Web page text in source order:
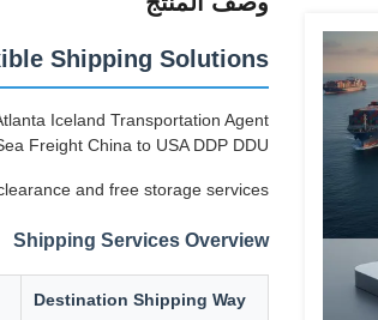
Shipping Solutions
Iceland Transportation Agent
Freight China to USA DDP DDU
and free storage services.
Shipping Services Overview
Destination Shipping Way